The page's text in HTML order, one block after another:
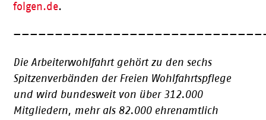
folgen.de.
Die Arbeiterwohlfahrt gehört zu den sechs
Spitzenverbänden der Freien Wohlfahrtspflege
und wird bundesweit von über 312.000
Mitgliedern, mehr als 82.000 ehrenamtlich